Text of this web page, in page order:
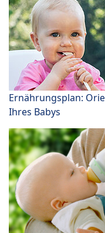
Ernährungsplan:
Ihres Babys